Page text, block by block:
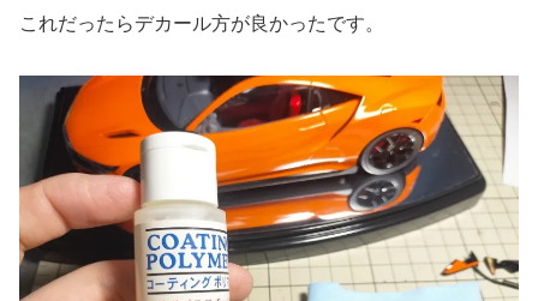
これだったらデカール方が良かったです。